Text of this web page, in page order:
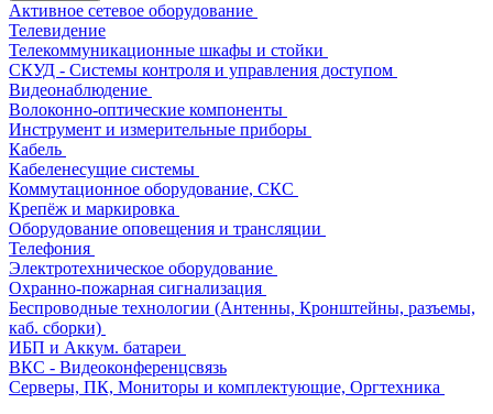
Активное сетевое оборудование
Телевидение
Телекоммуникационные шкафы и стойки
СКУД - Системы контроля и управления доступом
Видеонаблюдение
Волоконно-оптические компоненты
Инструмент и измерительные приборы
Кабель
Кабеленесущие системы
Коммутационное оборудование, СКС
Крепёж и маркировка
Оборудование оповещения и трансляции
Телефония
Электротехническое оборудование
Охранно-пожарная сигнализация
Беспроводные технологии (Антенны, Кронштейны, разъемы,
каб. сборки)
ИБП и Аккум. батареи
ВКС - Видеоконференцсвязь
Серверы, ПК, Мониторы и комплектующие, Оргтехника